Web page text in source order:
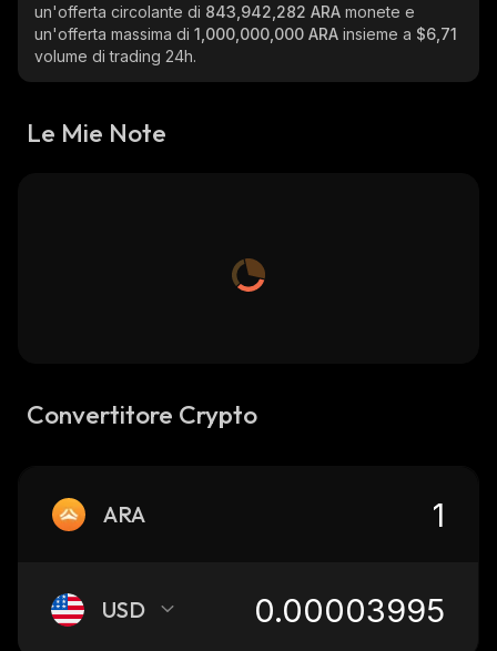
un'offerta circolante di 843,942,282 ARA monete e
un'offerta massima di 1,000,000,000 ARA insieme a $6,71
volume di trading 24h.
Le Mie Note
Convertitore Crypto
ARA
USD